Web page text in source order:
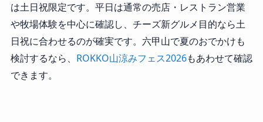
は土日祝限定です。平日は通常の売店・レストラン営業
や牧場体験を中心に確認し、チーズ新グルメ目的なら土
日祝に合わせるのが確実です。六甲山で夏のおでかけも
検討するなら、 ROKKO山涼みフェス2026もあわせて確認
できます。